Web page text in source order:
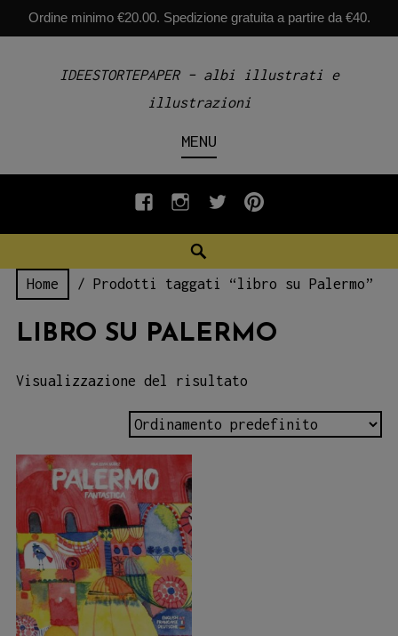
Ordine minimo €20.00. Spedizione gratuita a partire da €40.
IDEESTORTEPAPER – albi illustrati e
illustrazioni
MENU
fb INSTAGRAM
twiterpinterest
Home / Prodotti taggati “libro su Palermo”
LIBRO SU PALERMO
Visualizzazione del risultato